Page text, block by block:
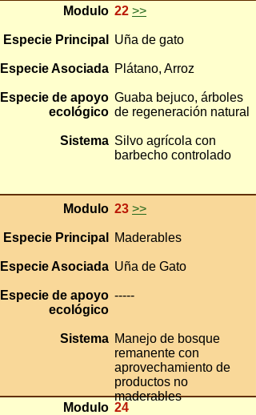
Modulo
Especie Principal
Especie Asociada
Especie de apoyo
ecológico
Sistema
22 >>
Uña de gato
Plátano, Arroz
Guaba bejuco, árboles
de regeneración natural
Silvo agrícola con
barbecho controlado
Modulo
Especie Principal
Especie Asociada
Especie de apoyo
ecológico
Sistema
23 >>
Maderables
Uña de Gato
-----
Manejo de bosque
remanente con
aprovechamiento de
productos no
maderables
Modulo 24